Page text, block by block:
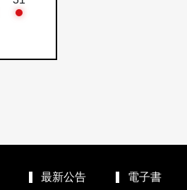
最新公告 電子書